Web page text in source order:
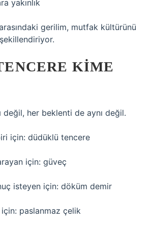
yakınlık
gerilim, mutfak kültürünü
KIME
değil, her beklenti de aynı değil.
için: düdüklü tencere
için: güveç
isteyen için: döküm demir
paslanmaz çelik